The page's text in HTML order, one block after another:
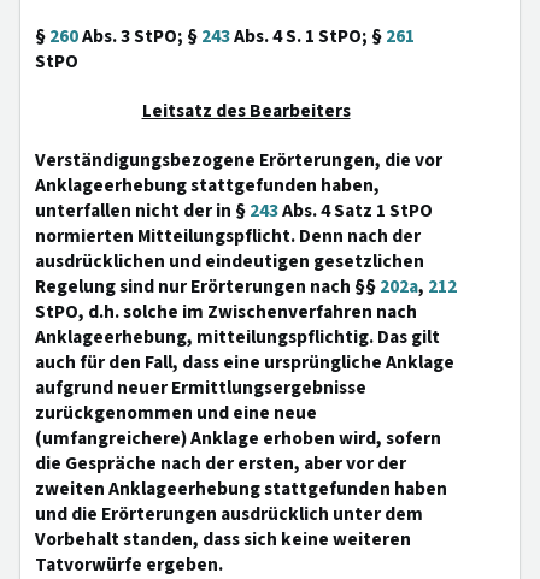
§260Abs. 3 StPO; §243Abs. 4 S. 1 StPO; §261
StPO
Leitsatz des Bearbeiters
Verständigungsbezogene Erörterungen, die vor
Anklageerhebung stattgefunden haben,
unterfallen nicht der in §243Abs. 4 Satz 1 StPO
normierten Mitteilungspflicht. Denn nach der
ausdrücklichen und eindeutigen gesetzlichen
Regelung sind nur Erörterungen nach §§202a, 212
StPO, d.h. solche im Zwischenverfahren nach
Anklageerhebung, mitteilungspflichtig. Das gilt
auch für den Fall, dass eine ursprüngliche Anklage
aufgrund neuer Ermittlungsergebnisse
zurückgenommen und eine neue
(umfangreichere) Anklage erhoben wird, sofern
die Gespräche nach der ersten, aber vor der
zweiten Anklageerhebung stattgefunden haben
und die Erörterungen ausdrücklich unter dem
Vorbehalt standen, dass sich keine weiteren
Tatvorwürfe ergeben.